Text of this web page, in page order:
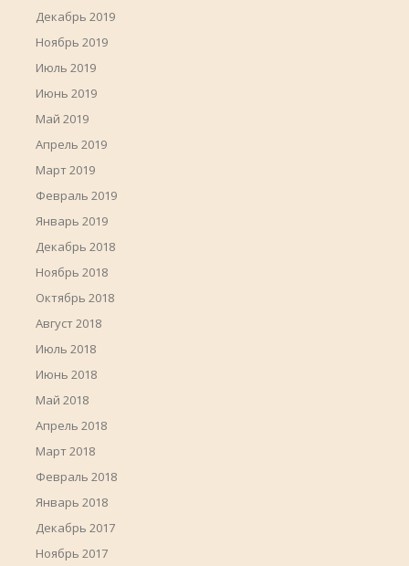
Декабрь 2019
Ноябрь 2019
Июль 2019
Июнь 2019
Май 2019
Апрель 2019
Март 2019
Февраль 2019
Январь 2019
Декабрь 2018
Ноябрь 2018
Октябрь 2018
Август 2018
Июль 2018
Июнь 2018
Май 2018
Апрель 2018
Март 2018
Февраль 2018
Январь 2018
Декабрь 2017
Ноябрь 2017